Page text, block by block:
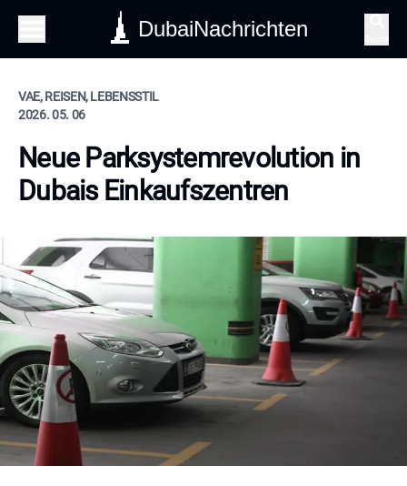
DubaiNachrichten
VAE, REISEN, LEBENSSTIL
2026. 05. 06
Neue Parksystemrevolution in
Dubais Einkaufszentren